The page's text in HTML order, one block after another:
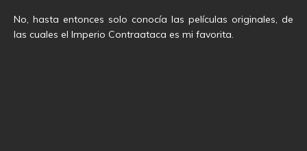
No, hasta entonces solo conocía las películas originales, de
las cuales el Imperio Contraataca es mi favorita.